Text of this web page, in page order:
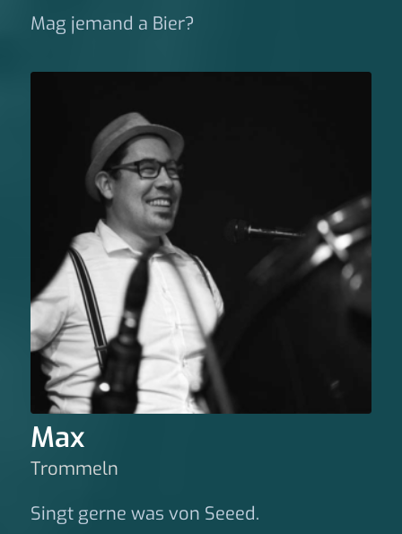
Mag jemand a Bier?
Max
Trommeln
Singt gerne was von Seeed.